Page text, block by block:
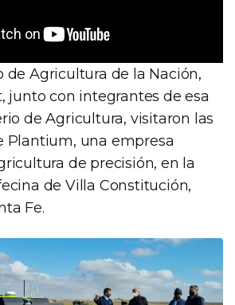
de Agricultura de la Nación,
junto con integrantes de esa
de Agricultura, visitaron las
Plantium, una empresa
de precisión, en la
de Villa Constitución,
Fe.